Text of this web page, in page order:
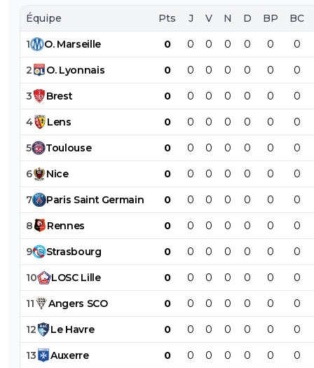
Équipe Pts J V N D BP BC
1 O. Marseille 0 0 0 0 0 0 0
2 O. Lyonnais 0 0 0 0 0 0 0
3 Brest 0 0 0 0 0 0 0
4 Lens 0 0 0 0 0 0 0
5 Toulouse 0 0 0 0 0 0 0
6 Nice 0 0 0 0 0 0 0
7 Paris Saint Germain 0 0 0 0 0 0 0
8 Rennes 0 0 0 0 0 0 0
9 Strasbourg 0 0 0 0 0 0 0
10 LOSC Lille 0 0 0 0 0 0 0
11 Angers SCO 0 0 0 0 0 0 0
12 Le Havre 0 0 0 0 0 0 0
13 Auxerre 0 0 0 0 0 0 0